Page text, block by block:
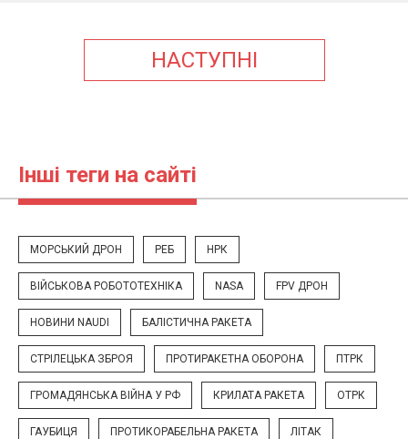
НАСТУПНІ
Інші теги на сайті
МОРСЬКИЙ ДРОН РЕБ НРК
ВІЙСЬКОВА РОБОТОТЕХНІКА NASA FPV ДРОН
НОВИНИ NAUDI БАЛІСТИЧНА РАКЕТА
СТРІЛЕЦЬКА ЗБРОЯ ПРОТИРАКЕТНА ОБОРОНА ПТРК
ГРОМАДЯНСЬКА ВІЙНА У РФ КРИЛАТА РАКЕТА ОТРК
ГАУБИЦЯ ПРОТИКОРАБЕЛЬНА РАКЕТА ЛІТАК